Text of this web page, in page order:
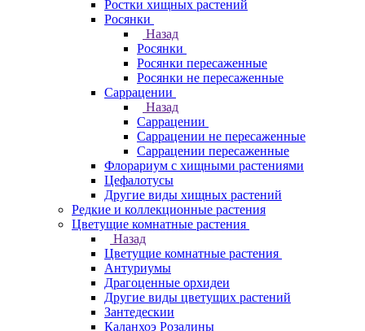
Ростки хищных растений
Росянки
Назад
Росянки
Росянки пересаженные
Росянки не пересаженные
Саррацении
Назад
Саррацении
Саррацении не пересаженные
Саррацении пересаженные
Флорариум с хищными растениями
Цефалотусы
Другие виды хищных растений
Редкие и коллекционные растения
Цветущие комнатные растения
Назад
Цветущие комнатные растения
Антуриумы
Драгоценные орхидеи
Другие виды цветущих растений
Зантедескии
Каланхоэ Розалины